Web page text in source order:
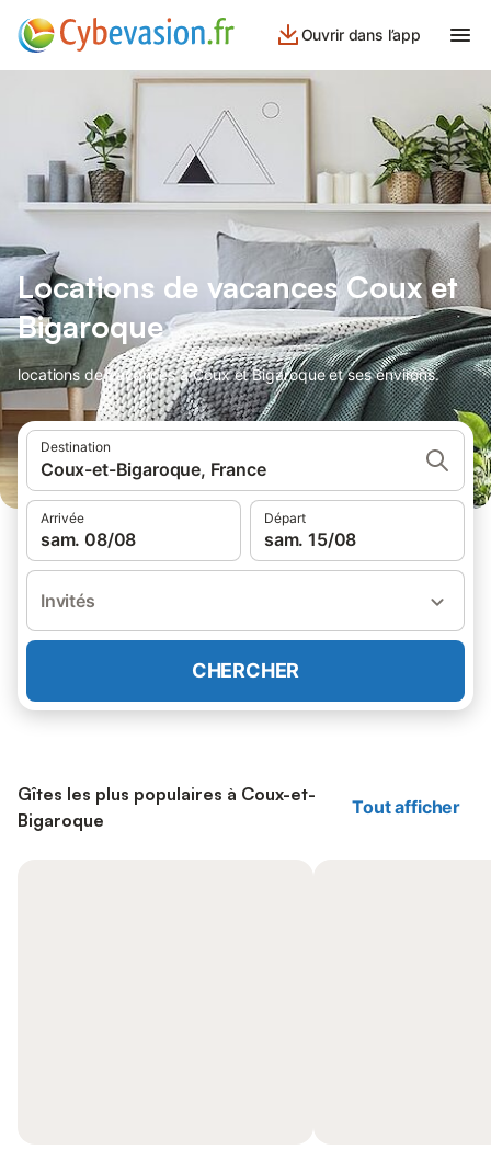
Ouvrir dans l’app
Locations de vacances Coux et
Bigaroque
locations de vacances à Coux et Bigaroque et ses environs.
Destination
Coux-et-Bigaroque, France
Arrivée
sam. 08/08
Départ
sam. 15/08
Invités
CHERCHER
Gîtes les plus populaires à Coux-et-
Bigaroque
Tout afficher